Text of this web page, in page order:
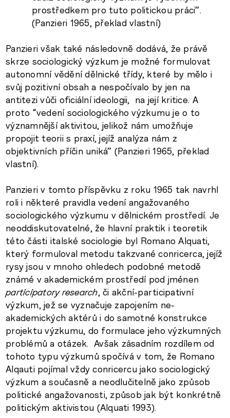
prostředkem pro tuto politickou práci”.
(Panzieri 1965, překlad vlastní)
Panzieri však také následovně dodává, že právě
skrze sociologický výzkum je možné formulovat
autonomní vědění dělnické třídy, které by mělo i
svůj pozitivní obsah a nespočívalo by jen na
antitezi vůči oficiální ideologii, na její kritice. A
proto “vedení sociologického výzkumu je o to
významnější aktivitou, jelikož nám umožňuje
propojit teorii s praxí, jejíž analýza nám z
objektivních příčin uniká” (Panzieri 1965, překlad
vlastní).
Panzieri v tomto příspěvku z roku 1965 tak navrhl
roli i některé pravidla vedení angažovaného
sociologického výzkumu v dělnickém prostředí. Je
neoddiskutovatelné, že hlavní praktik i teoretik
této části italské sociologie byl Romano Alquati,
který formuloval metodu takzvané conricerca, jejíž
rysy jsou v mnoho ohledech podobné metodě
známé v akademickém prostředí pod jménen
participatory research , či akční-participativní
výzkum, jež se vyznačuje zapojením ne-
akademických aktérů i do samotné konstrukce
projektu výzkumu, do formulace jeho výzkumných
problémů a otázek. Avšak zásadním rozdílem od
tohoto typu výzkumů spočívá v tom, že Romano
Alqauti pojímal vždy conricercu jako sociologický
výzkum a současně a neodlučitelně jako způsob
politické angažovanosti, způsob jak být konkrétně
politickým aktivistou (Alquati 1993).